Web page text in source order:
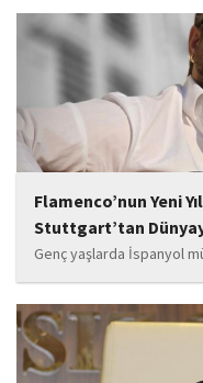
aralarında bulunduğu 6’sı
başladı.
Flamenco’nun Yeni
Stuttgart’tan
Genç yaşlarda İspanyol
flamenco kültürünün
kendisini bu alana
teknik gelişim ve müziğe